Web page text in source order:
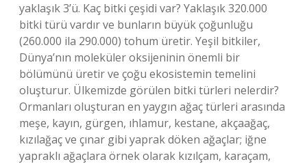
yaklaşık 3’ü. Kaç bitki çeşidi var? Yaklaşık 320.000
bitki türü vardır ve bunların büyük çoğunluğu
(260.000 ila 290.000) tohum üretir. Yeşil bitkiler,
Dünya’nın moleküler oksijeninin önemli bir
bölümünü üretir ve çoğu ekosistemin temelini
oluşturur. Ülkemizde görülen bitki türleri nelerdir?
Ormanları oluşturan en yaygın ağaç türleri arasında
meşe, kayın, gürgen, ıhlamur, kestane, akçaağaç,
kızılağaç ve çınar gibi yaprak döken ağaçlar; iğne
yapraklı ağaçlara örnek olarak kızılçam, karaçam,